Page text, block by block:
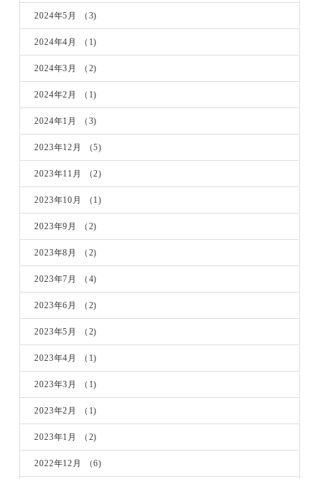
2024年5月 （3)
2024年4月 （1)
2024年3月 （2)
2024年2月 （1)
2024年1月 （3)
2023年12月 （5)
2023年11月 （2)
2023年10月 （1)
2023年9月 （2)
2023年8月 （2)
2023年7月 （4)
2023年6月 （2)
2023年5月 （2)
2023年4月 （1)
2023年3月 （1)
2023年2月 （1)
2023年1月 （2)
2022年12月 （6)